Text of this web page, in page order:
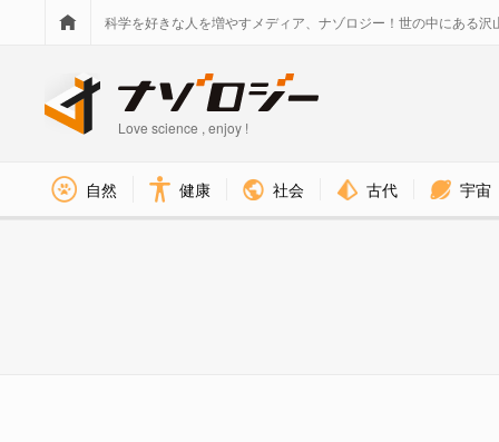
科学を好きな人を増やすメディア、ナゾロジー！世の中にある沢
Love science , enjoy !
自然 健康 社会 古代 宇宙